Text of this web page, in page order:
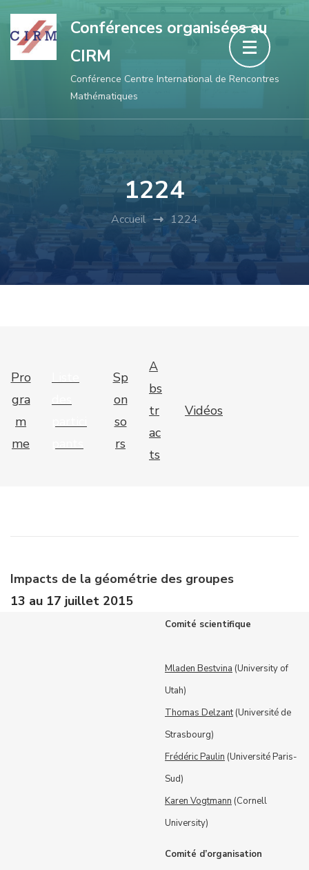
Aller
au
contenu
Conférences organisées au
CIRM
Conférence Centre International de Rencontres
Mathématiques
1224
Accueil 1224
Pro
gra
m
me
Sp
on
so
rs
A
bs
tr
ac
ts
Vidéos
Impacts de la géométrie des groupes
13 au 17 juillet 2015
Comité scientifique
Mladen Bestvina (University of
Utah)
Thomas Delzant(Université de
Strasbourg)
Frédéric Paulin (Université Paris-
Sud)
Karen Vogtmann (Cornell
University)
Comité d’organisation